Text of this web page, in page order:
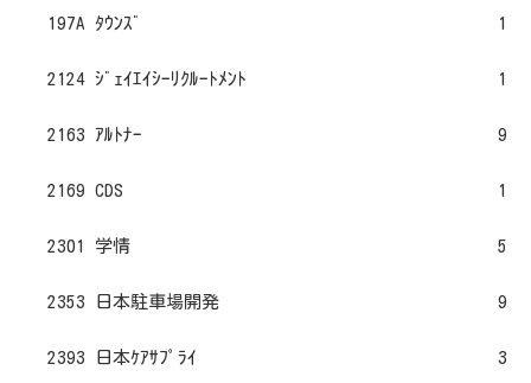
197A ﾀｳﾝｽﾞ 1
2124 ｼﾞｪｲｴｲｼｰﾘｸﾙｰﾄﾒﾝﾄ 1
2163 ｱﾙﾄﾅｰ 9
2169 CDS 1
2301 学情 5
2353 日本駐車場開発 9
2393 日本ｹｱｻﾌﾟﾗｲ 3